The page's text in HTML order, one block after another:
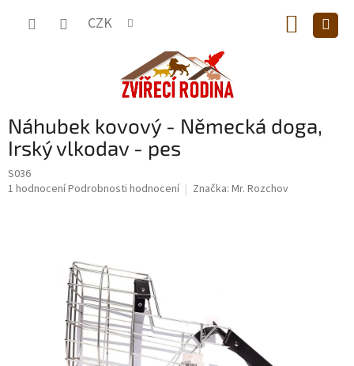
CZK
KOŠÍK
Náhubek kovový - Německá doga,
Irský vlkodav - pes
S036
Průměrné
1 hodnoceníPodrobnosti hodnocení Značka: Mr. Rozchov